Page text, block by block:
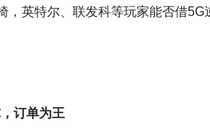
英特尔、联发科等玩家能否借5G
订单为王